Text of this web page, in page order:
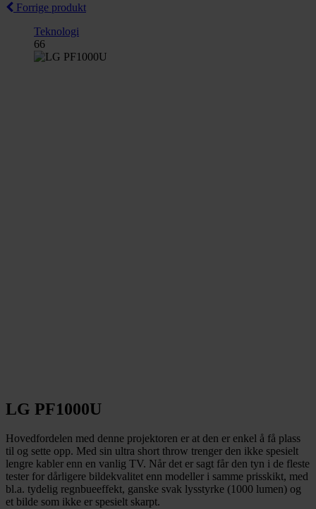
Forrige produkt
Teknologi
66
LG PF1000U
Hovedfordelen med denne projektoren er at den er enkel å få plass
til og sette opp. Med sin ultra short throw trenger den ikke spesielt
lengre kabler enn en vanlig TV. Når det er sagt får den tyn i de fleste
tester for dårligere bildekvalitet enn modeller i samme prisskikt, med
bl.a. tydelig regnbueeffekt, ganske svak lysstyrke (1000 lumen) og
et bilde som ikke er spesielt skarpt.